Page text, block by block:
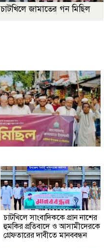
চাটখিলে জামাতের গন মিছিল
চাটখিলে সাংবাদিককে প্রান নাশের
হুমকির প্রতিবাদে ও আসামীদেরকে
গ্রেফতারের দাবীতে মানববন্ধন